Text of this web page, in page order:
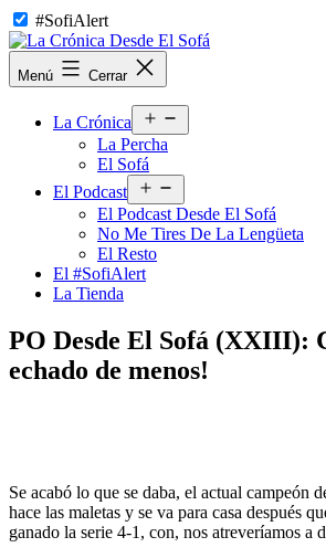
Saltar
al
contenido
#SofiAlert
La
Crónica
Menú Cerrar
La Crónica
el
La Percha
El Sofá
El Podcast
el
menú
El Podcast Desde El Sofá
No Me Tires De La Lengüeta
El Resto
El #SofiAlert
La Tienda
PO Desde El Sofá (XXIII):
echado de menos!
Se acabó lo que se daba, el actual campeón
hace las maletas y se va para casa después
ganado la serie 4-1, con, nos atreveríamos a